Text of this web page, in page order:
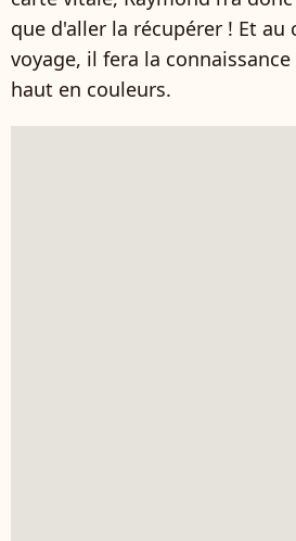
que d'aller la récupérer ! Et au
voyage, il fera la
haut en couleurs.